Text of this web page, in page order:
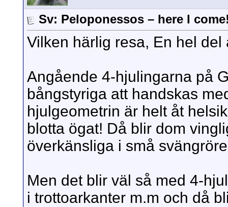
Sv: Peloponessos – here I
Vilken härlig resa, En hel
Angående 4-hjulingarna på
bångstyriga att handskas
hjulgeometrin är helt åt
blotta ögat! Då blir dom
överkänsliga i små
Men det blir väl så med 4-
i trottoarkanter m.m och då